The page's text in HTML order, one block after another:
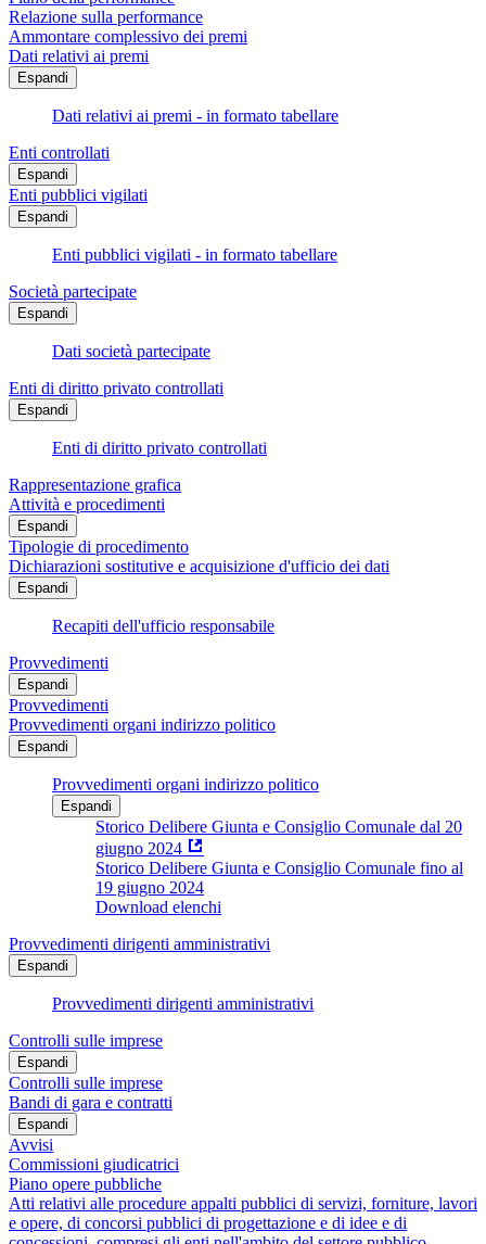
Relazione sulla performance
Ammontare complessivo dei premi
Dati relativi ai premi
Espandi
Dati relativi ai premi - in formato tabellare
Enti controllati
Espandi
Enti pubblici vigilati
Espandi
Enti pubblici vigilati - in formato tabellare
Società partecipate
Espandi
Dati società partecipate
Enti di diritto privato controllati
Espandi
Enti di diritto privato controllati
Rappresentazione grafica
Attività e procedimenti
Espandi
Tipologie di procedimento
Dichiarazioni sostitutive e acquisizione d'ufficio dei dati
Espandi
Recapiti dell'ufficio responsabile
Provvedimenti
Espandi
Provvedimenti
Provvedimenti organi indirizzo politico
Espandi
Provvedimenti organi indirizzo politico
Espandi
Storico Delibere Giunta e Consiglio Comunale dal 20
giugno 2024
Storico Delibere Giunta e Consiglio Comunale fino al
19 giugno 2024
Download elenchi
Provvedimenti dirigenti amministrativi
Espandi
Provvedimenti dirigenti amministrativi
Controlli sulle imprese
Espandi
Controlli sulle imprese
Bandi di gara e contratti
Espandi
Avvisi
Commissioni giudicatrici
Piano opere pubbliche
Atti relativi alle procedure appalti pubblici di servizi, forniture, lavori
e opere, di concorsi pubblici di progettazione e di idee e di